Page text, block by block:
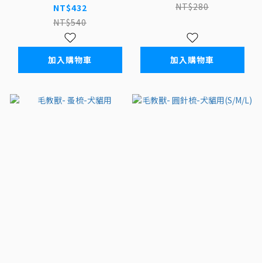
NT$432
NT$540
加入購物車
NT$280
加入購物車